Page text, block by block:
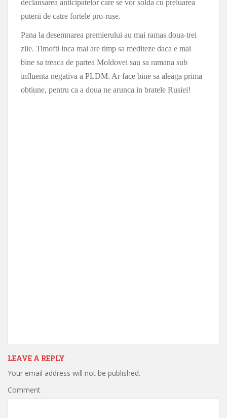
declansarea anticipatelor care se vor solda cu preluarea
puterii de catre fortele pro-ruse.
Pana la desemnarea premierului au mai ramas doua-trei
zile. Timofti inca mai are timp sa mediteze daca e mai
bine sa treaca de partea Moldovei sau sa ramana sub
influenta negativa a PLDM. Ar face bine sa aleaga prima
obtiune, pentru ca a doua ne arunca in bratele Rusiei!
LEAVE A REPLY
Your email address will not be published.
Comment